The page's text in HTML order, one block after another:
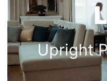
Upright